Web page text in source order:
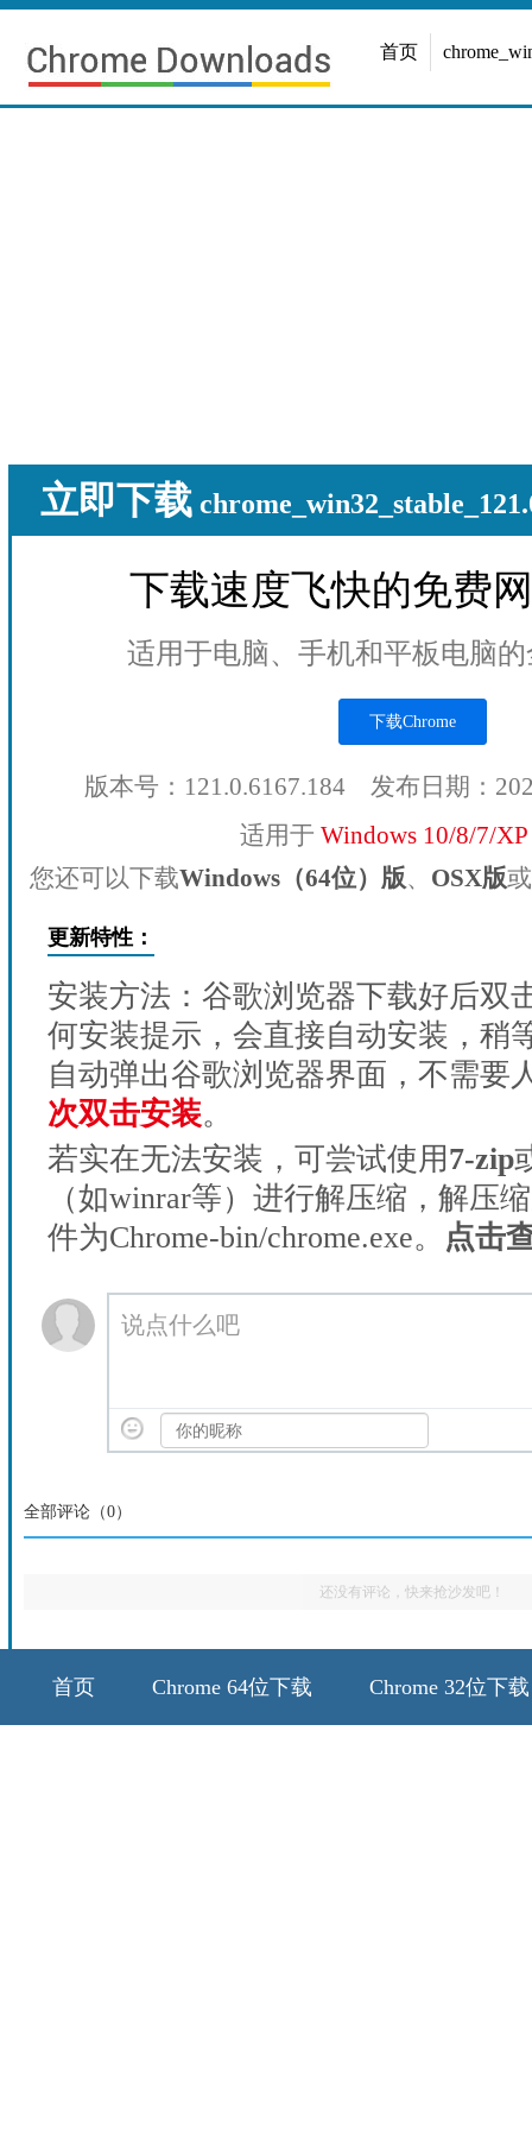
首页
立即下载
下载速度飞快的免费
适用于电脑、手机和平板电脑
下载Chrome
版本号：121.0.6167.184 发布日期：
适用于 Windows 10/8/7/
您还可以下载Windows（64位）版、 OSX版或
更新特性：
安装方法：谷歌浏览器下载好后双
何安装提示，会直接自动安装，稍
自动弹出谷歌浏览器界面，不需要
次双击安装。
若实在无法安装，可尝试使用7-zip
（如winrar等）进行解压缩，解压
件为Chrome-bin/chrome.exe。
点击
说点什么吧
全部评论（0）
还没有评论，快来抢沙发吧！
首页 Chrome 64位下载 Chrome 32位下载